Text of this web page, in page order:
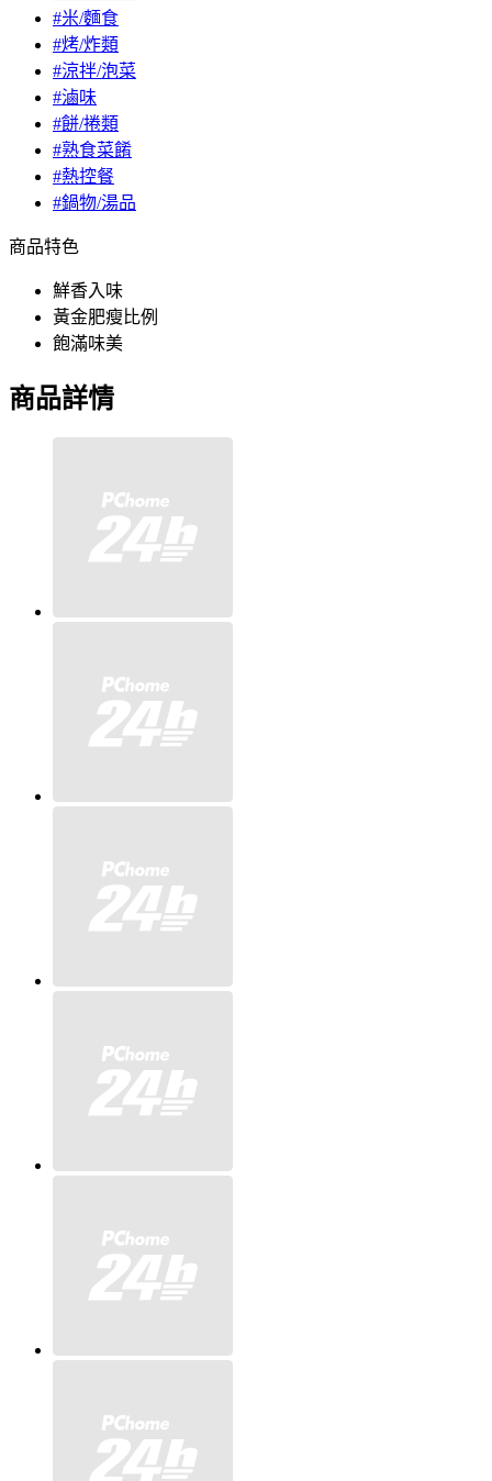
#米/麵食
#烤/炸類
#涼拌/泡菜
#滷味
#餅/捲類
#熟食菜餚
#熱控餐
#鍋物/湯品
商品特色
鮮香入味
黃金肥瘦比例
飽滿味美
商品詳情